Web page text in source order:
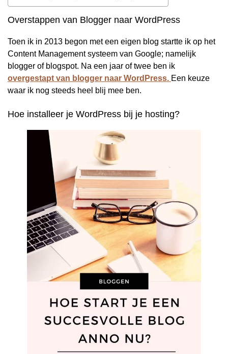
Overstappen van Blogger naar WordPress
Toen ik in 2013 begon met een eigen blog startte ik op het
Content Management systeem van Google; namelijk
blogger of blogspot. Na een jaar of twee ben ik
overgestapt van blogger naar WordPress. Een keuze
waar ik nog steeds heel blij mee ben.
Hoe installeer je WordPress bij je hosting?